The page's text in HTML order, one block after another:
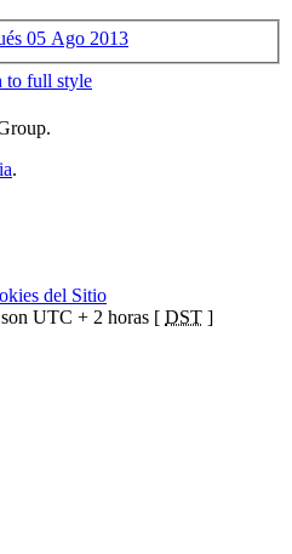
05 Ago 2013
to full style
.
del Sitio
UTC + 2 horas [ DST ]